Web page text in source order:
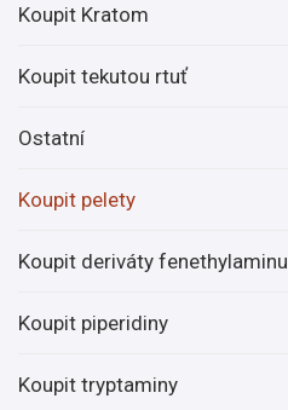
Koupit Kratom
Koupit tekutou rtuť
Ostatní
Koupit pelety
Koupit deriváty fenethylaminu
Koupit piperidiny
Koupit tryptaminy